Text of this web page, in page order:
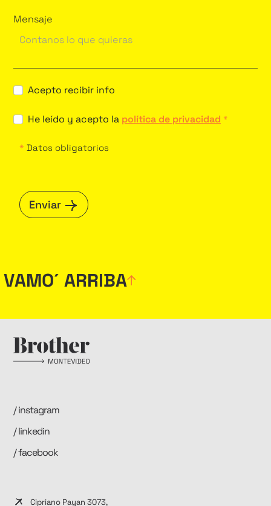
VAMO´ ARRIBA
Mensaje
Acepto recibir info
He leído y acepto la política de privacidad *
* Datos obligatorios
Enviar
/ instagram
/ linkedin
/ facebook
Cipriano Payan 3073,